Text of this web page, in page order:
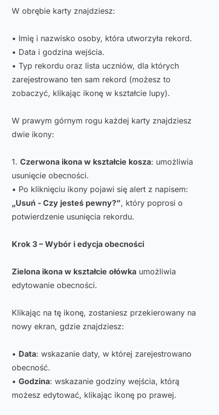
W obrębie karty znajdziesz:
• Imię i nazwisko osoby, która utworzyła rekord.
• Data i godzina wejścia.
• Typ rekordu oraz lista uczniów, dla których
zarejestrowano ten sam rekord (możesz to
zobaczyć, klikając ikonę w kształcie lupy).
W prawym górnym rogu każdej karty znajdziesz
dwie ikony:
1. Czerwona ikona w kształcie kosza: umożliwia
usunięcie obecności.
• Po kliknięciu ikony pojawi się alert z napisem:
„Usuń - Czy jesteś pewny?”, który poprosi o
potwierdzenie usunięcia rekordu.
Krok 3 – Wybór i edycja obecności
Zielona ikona w kształcie ołówka umożliwia
edytowanie obecności.
Klikając na tę ikonę, zostaniesz przekierowany na
nowy ekran, gdzie znajdziesz:
• Data: wskazanie daty, w której zarejestrowano
obecność.
• Godzina: wskazanie godziny wejścia, którą
możesz edytować, klikając ikonę po prawej.